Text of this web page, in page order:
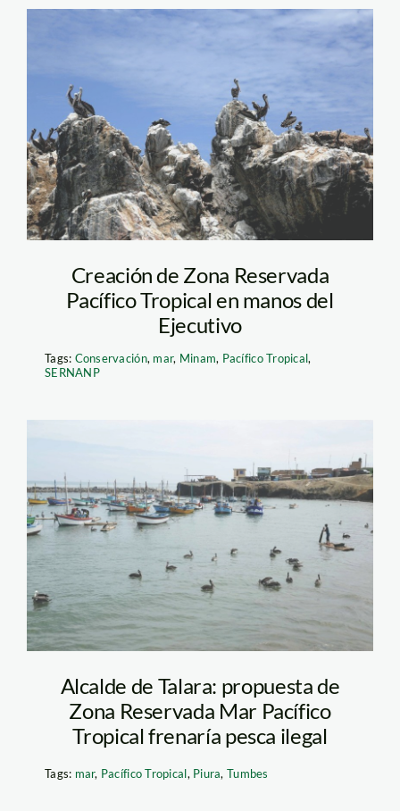
pacífico tropical –
spda
Creación de Zona Reservada
Pacífico Tropical en manos del
Ejecutivo
Tags: Conservación, mar, Minam, Pacífico Tropical,
SERNANP
pacifico tropical –
spda
Alcalde de Talara: propuesta de
Zona Reservada Mar Pacífico
Tropical frenaría pesca ilegal
Tags: mar, Pacífico Tropical, Piura, Tumbes